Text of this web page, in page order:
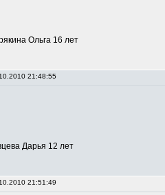
Ольга 16 лет
21:48:55
Дарья 12 лет
21:51:49